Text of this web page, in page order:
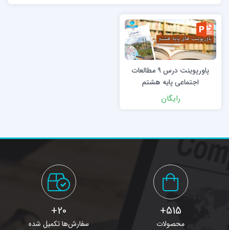
پاورپوینت درس 9 مطالعات
اجتماعی پایه هشتم
رایگان
515+
محصولات
20+
سفارش‌ها تکمیل شده